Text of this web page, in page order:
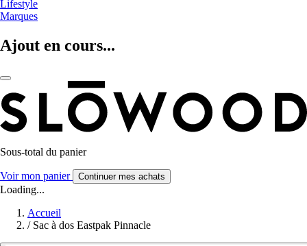
Lifestyle
Marques
Ajout en cours...
Sous-total du panier
Voir mon panier Continuer mes achats
Loading...
Accueil
/ Sac à dos Eastpak Pinnacle